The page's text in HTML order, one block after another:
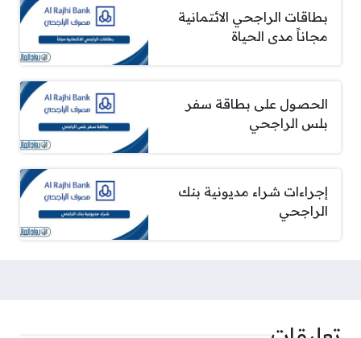
بطاقات الراجحي الائتمانية
مجاناً مدى الحياة
الحصول على بطاقة سفر
بلس الراجحي
إجراءات شراء مديونية بنك
الراجحي